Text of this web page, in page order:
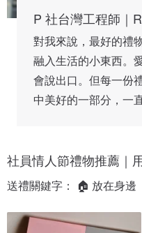
P 社台灣工程師｜
對我來說，最好的禮
融入生活的小東西。
會說出口。但每一份
中美好的一部分，一
社員情人節禮物推薦｜
送禮關鍵字： 🏠 放在身邊